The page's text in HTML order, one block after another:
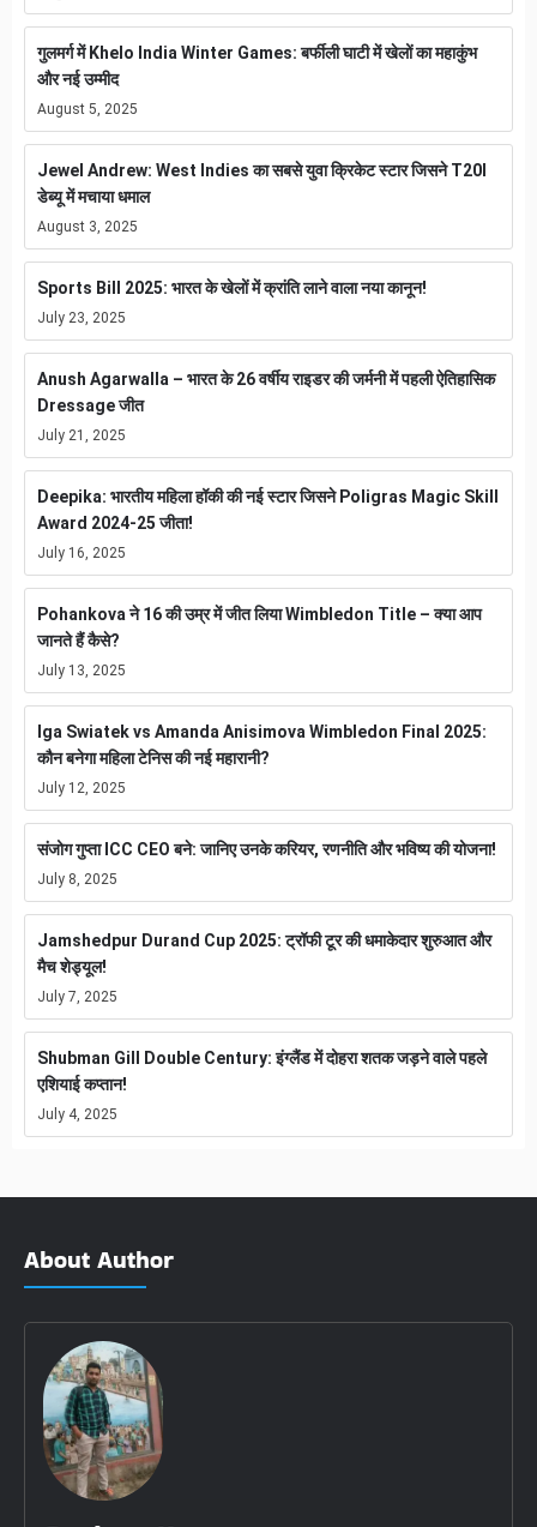
गुलमर्ग में Khelo India Winter Games: बर्फीली घाटी में खेलों का महाकुंभ
और नई उम्मीद
August 5, 2025
Jewel Andrew: West Indies का सबसे युवा क्रिकेट स्टार जिसने T20I
डेब्यू में मचाया धमाल
August 3, 2025
Sports Bill 2025: भारत के खेलों में क्रांति लाने वाला नया कानून!
July 23, 2025
Anush Agarwalla – भारत के 26 वर्षीय राइडर की जर्मनी में पहली ऐतिहासिक
Dressage जीत
July 21, 2025
Deepika: भारतीय महिला हॉकी की नई स्टार जिसने Poligras Magic Skill
Award 2024-25 जीता!
July 16, 2025
Pohankova ने 16 की उम्र में जीत लिया Wimbledon Title – क्या आप
जानते हैं कैसे?
July 13, 2025
Iga Swiatek vs Amanda Anisimova Wimbledon Final 2025:
कौन बनेगा महिला टेनिस की नई महारानी?
July 12, 2025
संजोग गुप्ता ICC CEO बने: जानिए उनके करियर, रणनीति और भविष्य की योजना!
July 8, 2025
Jamshedpur Durand Cup 2025: ट्रॉफी टूर की धमाकेदार शुरुआत और
मैच शेड्यूल!
July 7, 2025
Shubman Gill Double Century: इंग्लैंड में दोहरा शतक जड़ने वाले पहले
एशियाई कप्तान!
July 4, 2025
About Author